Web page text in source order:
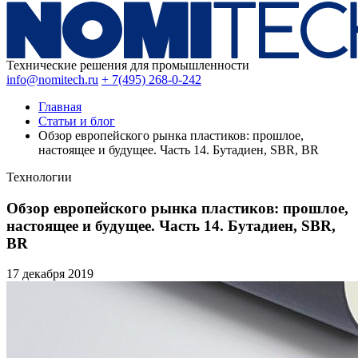
Технические решения для промышленности
info@nomitech.ru + 7(495) 268-0-242
Главная
Статьи и блог
Обзор европейского рынка пластиков: прошлое,
настоящее и будущее. Часть 14. Бутадиен, SBR, BR
Технологии
Обзор европейского рынка пластиков: прошлое,
настоящее и будущее. Часть 14. Бутадиен, SBR,
BR
17 декабря 2019